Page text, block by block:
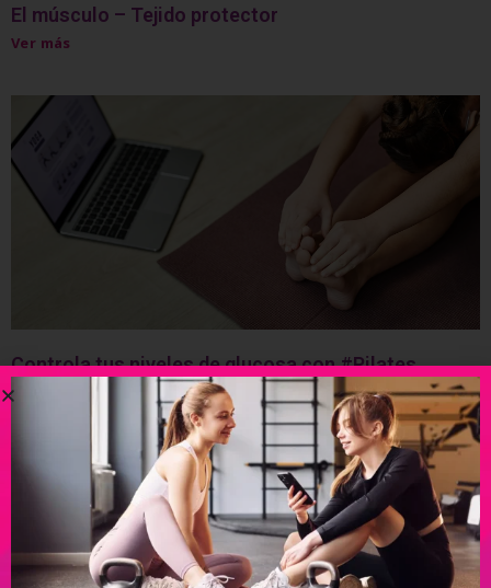
El músculo – Tejido protector
Ver más
Controla tus niveles de glucosa con #Pilates
Ver más